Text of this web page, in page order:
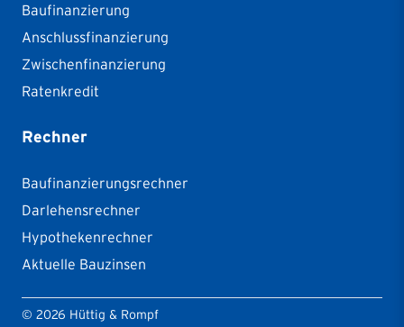
Baufinanzierung
Anschlussfinanzierung
Zwischenfinanzierung
Ratenkredit
Rechner
Baufinanzierungsrechner
Darlehensrechner
Hypothekenrechner
Aktuelle Bauzinsen
© 2026 Hüttig & Rompf